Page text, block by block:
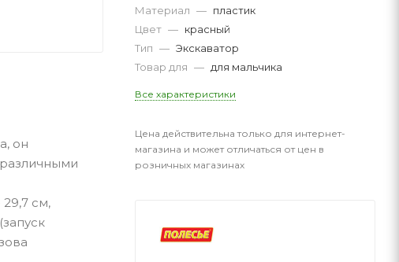
он
см,
Материал — пластик
Цвет — красный
Тип — Экскаватор
Товар для — для мальчика
Все характеристики
Цена действительна только для интернет-
магазина и может отличаться от цен в
розничных магазинах